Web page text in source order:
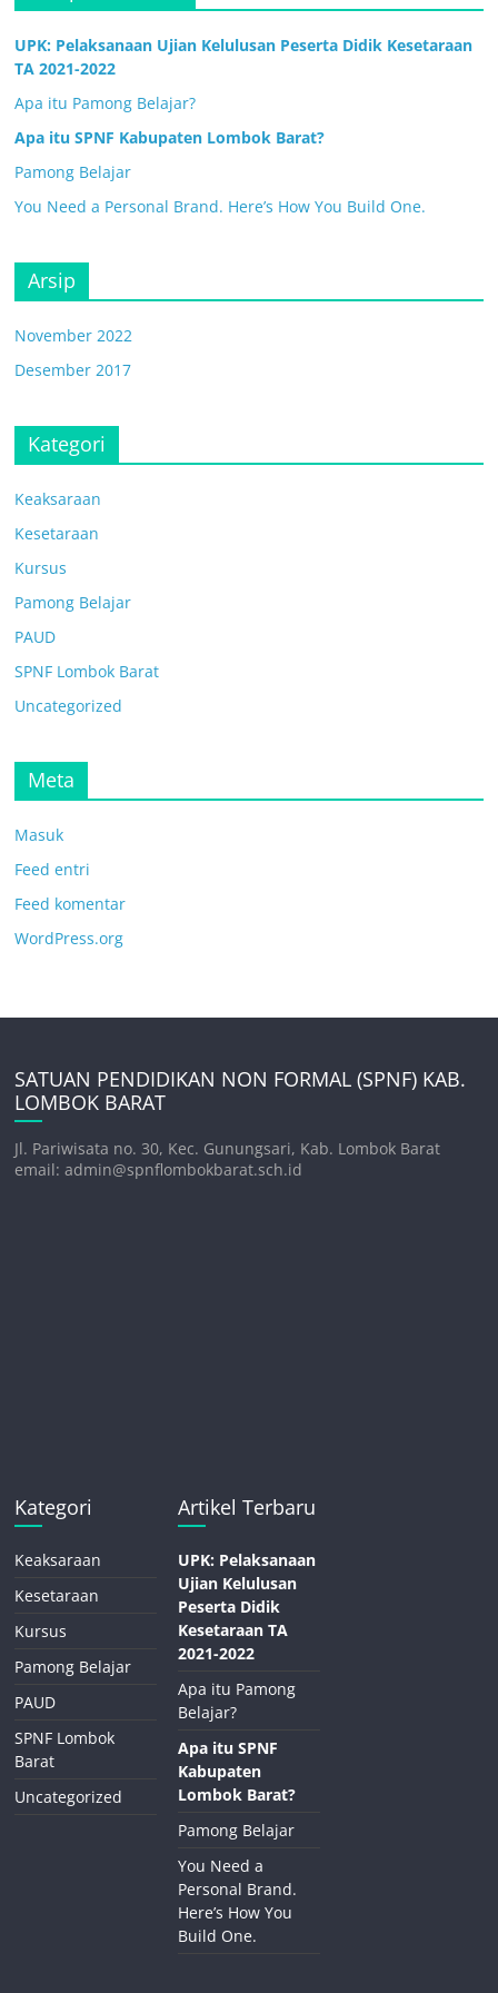
UPK: Pelaksanaan Ujian Kelulusan Peserta Didik Kesetaraan
TA 2021-2022
Apa itu Pamong Belajar?
Apa itu SPNF Kabupaten Lombok Barat?
Pamong Belajar
You Need a Personal Brand. Here’s How You Build One.
Arsip
November 2022
Desember 2017
Kategori
Keaksaraan
Kesetaraan
Kursus
Pamong Belajar
PAUD
SPNF Lombok Barat
Uncategorized
Meta
Masuk
Feed entri
Feed komentar
WordPress.org
SATUAN PENDIDIKAN NON FORMAL (SPNF) KAB.
LOMBOK BARAT
Jl. Pariwisata no. 30, Kec. Gunungsari, Kab. Lombok Barat
email: admin@spnflombokbarat.sch.id
Kategori
Keaksaraan
Kesetaraan
Kursus
Pamong Belajar
PAUD
SPNF Lombok
Barat
Uncategorized
Artikel Terbaru
UPK: Pelaksanaan
Ujian Kelulusan
Peserta Didik
Kesetaraan TA
2021-2022
Apa itu Pamong
Belajar?
Apa itu SPNF
Kabupaten
Lombok Barat?
Pamong Belajar
You Need a
Personal Brand.
Here’s How You
Build One.